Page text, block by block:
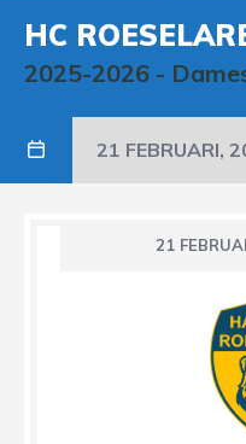
HC
2025-2026 -
21 FEBRUARI,
21